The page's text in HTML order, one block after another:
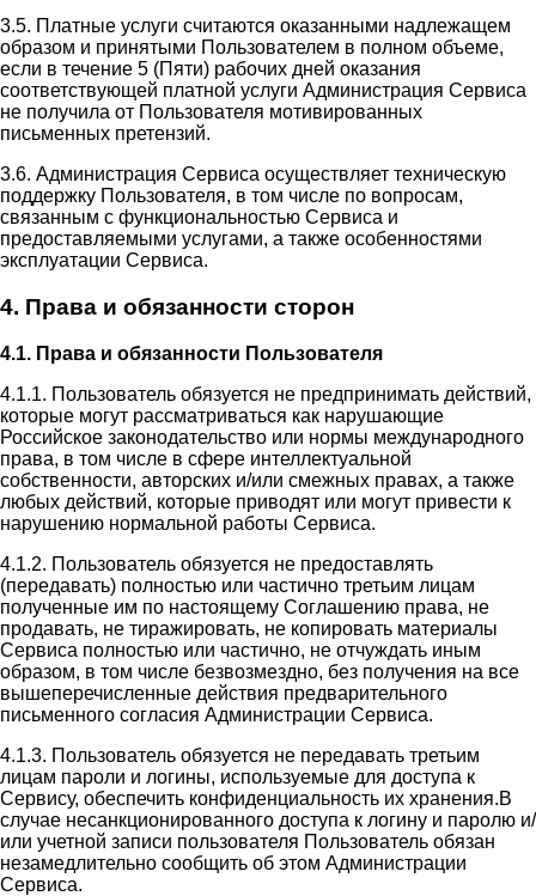
3.5. Платные услуги считаются оказанными надлежащем
образом и принятыми Пользователем в полном объеме,
если в течение 5 (Пяти) рабочих дней оказания
соответствующей платной услуги Администрация Сервиса
не получила от Пользователя мотивированных
письменных претензий.
3.6. Администрация Сервиса осуществляет техническую
поддержку Пользователя, в том числе по вопросам,
связанным с функциональностью Сервиса и
предоставляемыми услугами, а также особенностями
эксплуатации Сервиса.
4. Права и обязанности сторон
4.1. Права и обязанности Пользователя
4.1.1. Пользователь обязуется не предпринимать действий,
которые могут рассматриваться как нарушающие
Российское законодательство или нормы международного
права, в том числе в сфере интеллектуальной
собственности, авторских и/или смежных правах, а также
любых действий, которые приводят или могут привести к
нарушению нормальной работы Сервиса.
4.1.2. Пользователь обязуется не предоставлять
(передавать) полностью или частично третьим лицам
полученные им по настоящему Соглашению права, не
продавать, не тиражировать, не копировать материалы
Сервиса полностью или частично, не отчуждать иным
образом, в том числе безвозмездно, без получения на все
вышеперечисленные действия предварительного
письменного согласия Администрации Сервиса.
4.1.3. Пользователь обязуется не передавать третьим
лицам пароли и логины, используемые для доступа к
Сервису, обеспечить конфиденциальность их хранения.В
случае несанкционированного доступа к логину и паролю и/
или учетной записи пользователя Пользователь обязан
незамедлительно сообщить об этом Администрации
Сервиса.